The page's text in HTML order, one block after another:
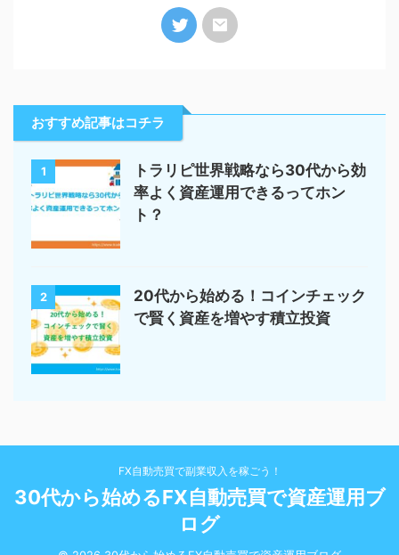
おすすめ記事はコチラ
1
トラリピ世界戦略なら30代から効
率よく資産運用できるってホン
ト？
2
20代から始める！コインチェック
で賢く資産を増やす積立投資
FX自動売買で副業収入を稼ごう！
30代から始めるFX自動売買で資産運用ブ
ログ